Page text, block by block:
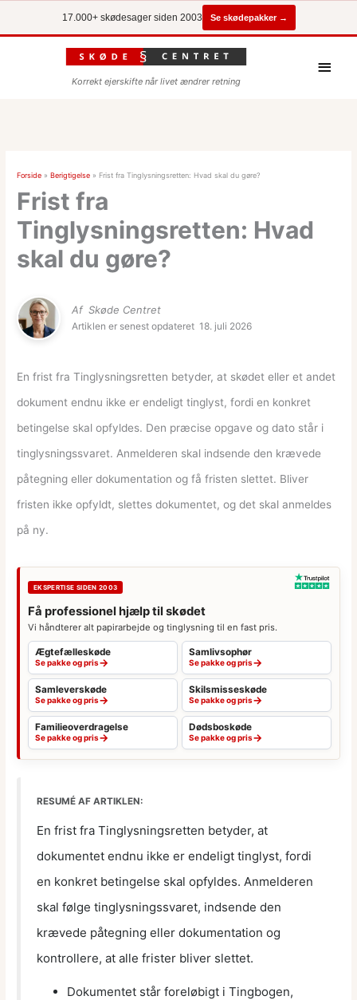
17.000+ skødesager siden 2003 Se skødepakker →
Korrekt ejerskifte når livet ændrer retning
Forside »Berigtigelse » Frist fra Tinglysningsretten: Hvad skal du gøre?
Frist fra
Tinglysningsretten: Hvad
skal du gøre?
Af Skøde Centret
Artiklen er senest opdateret 18. juli 2026
En frist fra Tinglysningsretten betyder, at skødet eller et andet
dokument endnu ikke er endeligt tinglyst, fordi en konkret
betingelse skal opfyldes. Den præcise opgave og dato står i
tinglysningssvaret. Anmelderen skal indsende den krævede
påtegning eller dokumentation og få fristen slettet. Bliver
fristen ikke opfyldt, slettes dokumentet, og det skal anmeldes
på ny.
EKSPERTISE SIDEN 2003
Få professionel hjælp til skødet
Vi håndterer alt papirarbejde og tinglysning til en fast pris.
Ægtefælleskøde
Se pakke og pris→
Samlivsophør
Se pakke og pris→
Samleverskøde
Se pakke og pris→
Skilsmisseskøde
Se pakke og pris→
Familieoverdragelse
Se pakke og pris→
Dødsboskøde
Se pakke og pris→
RESUMÉ AF ARTIKLEN:
En frist fra Tinglysningsretten betyder, at
dokumentet endnu ikke er endeligt tinglyst, fordi
en konkret betingelse skal opfyldes. Anmelderen
skal følge tinglysningssvaret, indsende den
krævede påtegning eller dokumentation og
kontrollere, at alle frister bliver slettet.
Dokumentet står foreløbigt i Tingbogen,